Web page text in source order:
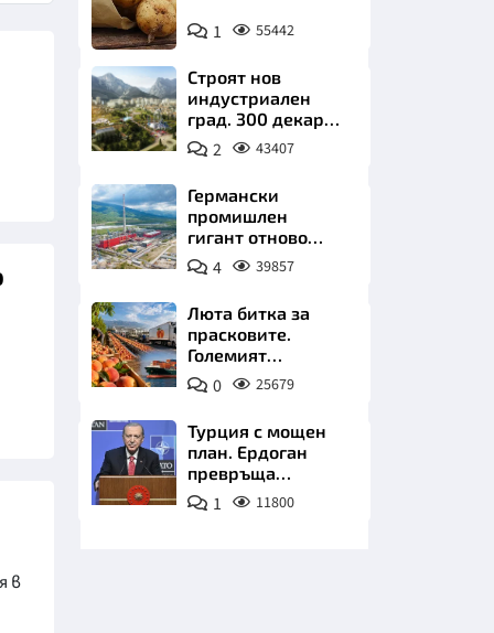
ХРАНА
ИКОНОМИКА
в
Снимка:
Пиксабей
1 55442
Строят нов
индустриален
град. 300 декара
чакат златни
заводи
2 43407
Германски
промишлен
гигант отново
позлатява наш
град
4 39857
Люта битка за
прасковите.
Големият
победител е
Турция
0 25679
Турция с мощен
план. Ердоган
превръща
Джейхан в
петролно чудо
1 11800